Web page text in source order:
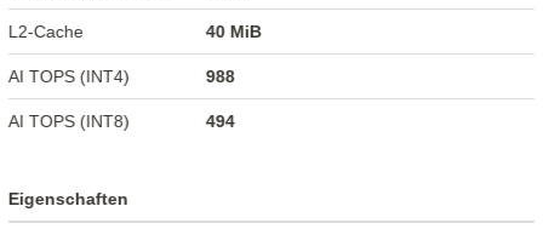
L2-Cache 40 MiB
AI TOPS (INT4) 988
AI TOPS (INT8) 494
Eigenschaften